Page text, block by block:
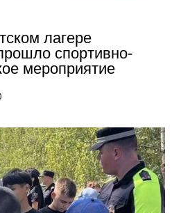
лагере
спортивно-
мероприятие